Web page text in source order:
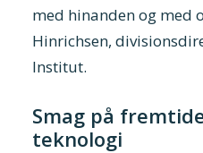
med hinanden og med
Hinrichsen,
Institut.
Smag på
teknologi